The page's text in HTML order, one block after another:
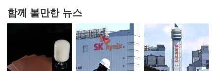
함께 볼만한 뉴스